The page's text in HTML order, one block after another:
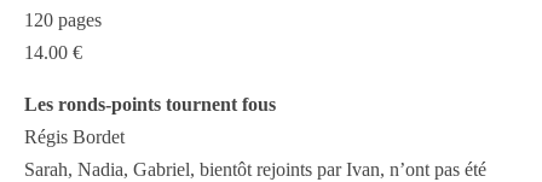
120 pages
14.00 €
Les ronds-points tournent fous
Régis Bordet
Sarah, Nadia, Gabriel, bientôt rejoints par Ivan, n’ont pas été